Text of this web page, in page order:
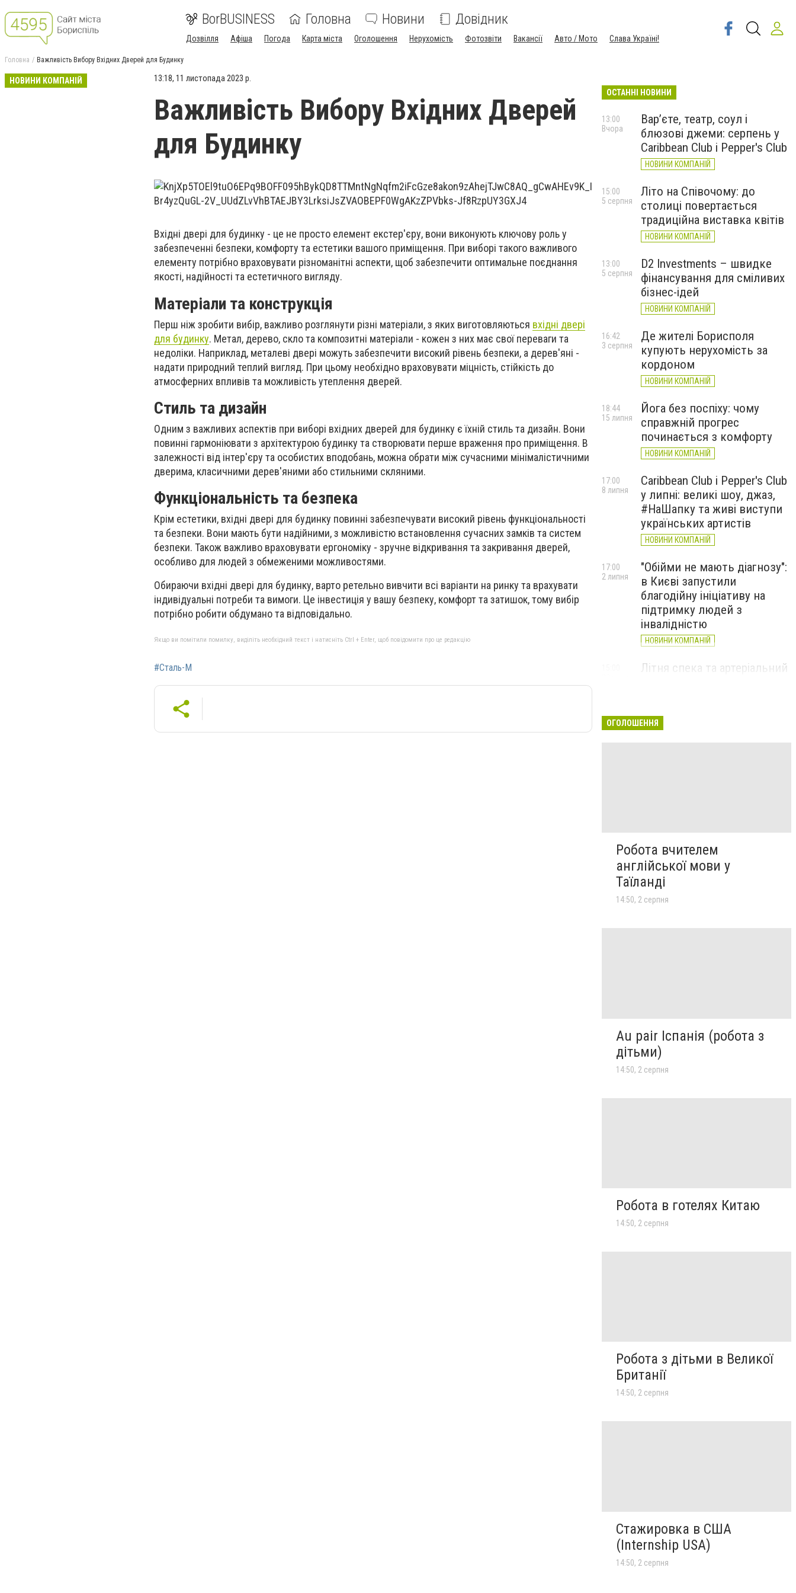
BorBUSINESS Головна Новини Довідник
Дозвілля Афіша Погода Карта міста Оголошення Нерухомість Фотозвіти Вакансії Авто / Мото Слава Україні!
Головна Важливість Вибору Вхідних Дверей для Будинку
НОВИНИ КОМПАНІЙ 13:18, 11 листопада 2023 р.
Важливість Вибору Вхідних Дверей
для Будинку
Вхідні двері для будинку - це не просто елемент екстер'єру, вони виконують ключову роль у
забезпеченні безпеки, комфорту та естетики вашого приміщення. При виборі такого важливого
елементу потрібно враховувати різноманітні аспекти, щоб забезпечити оптимальне поєднання
якості, надійності та естетичного вигляду.
Матеріали та конструкція
Перш ніж зробити вибір, важливо розглянути різні матеріали, з яких виготовляються вхідні двері
для будинку. Метал, дерево, скло та композитні матеріали - кожен з них має свої переваги та
недоліки. Наприклад, металеві двері можуть забезпечити високий рівень безпеки, а дерев'яні -
надати природний теплий вигляд. При цьому необхідно враховувати міцність, стійкість до
атмосферних впливів та можливість утеплення дверей.
Стиль та дизайн
Одним з важливих аспектів при виборі вхідних дверей для будинку є їхній стиль та дизайн. Вони
повинні гармоніювати з архітектурою будинку та створювати перше враження про приміщення. В
залежності від інтер'єру та особистих вподобань, можна обрати між сучасними мінімалістичними
дверима, класичними дерев'яними або стильними скляними.
Функціональність та безпека
Крім естетики, вхідні двері для будинку повинні забезпечувати високий рівень функціональності
та безпеки. Вони мають бути надійними, з можливістю встановлення сучасних замків та систем
безпеки. Також важливо враховувати ергономіку - зручне відкривання та закривання дверей,
особливо для людей з обмеженими можливостями.
Обираючи вхідні двері для будинку, варто ретельно вивчити всі варіанти на ринку та врахувати
індивідуальні потреби та вимоги. Це інвестиція у вашу безпеку, комфорт та затишок, тому вибір
потрібно робити обдумано та відповідально.
Якщо ви помітили помилку, виділіть необхідний текст і натисніть Ctrl + Enter, щоб повідомити про це редакцію
#Сталь-М
ОСТАННІ НОВИНИ
Вар’єте, театр, соул і
блюзові джеми: серпень у
Caribbean Club і Pepper's Club
НОВИНИ КОМПАНІЙ
13:00
Вчора
Літо на Співочому: до
столиці повертається
традиційна виставка квітів
НОВИНИ КОМПАНІЙ
15:00
5 серпня
D2 Investments – швидке
фінансування для сміливих
бізнес-ідей
НОВИНИ КОМПАНІЙ
13:00
5 серпня
Де жителі Борисполя
купують нерухомість за
кордоном
НОВИНИ КОМПАНІЙ
16:42
3 серпня
Йога без поспіху: чому
справжній прогрес
починається з комфорту
НОВИНИ КОМПАНІЙ
18:44
15 липня
Caribbean Club і Pepper's Club
у липні: великі шоу, джаз,
#НаШапку та живі виступи
українських артистів
НОВИНИ КОМПАНІЙ
17:00
8 липня
"Обійми не мають діагнозу":
в Києві запустили
благодійну ініціативу на
підтримку людей з
інвалідністю
НОВИНИ КОМПАНІЙ
17:00
2 липня
Літня спека та артеріальний
ОГОЛОШЕННЯ
Робота вчителем
англійської мови у
Таїланді
14:50, 2 серпня
Au pair Іспанія (робота з
дітьми)
14:50, 2 серпня
Робота в готелях Китаю
14:50, 2 серпня
Робота з дітьми в Великої
Британії
14:50, 2 серпня
Стажировка в США
(Internship USA)
14:50, 2 серпня